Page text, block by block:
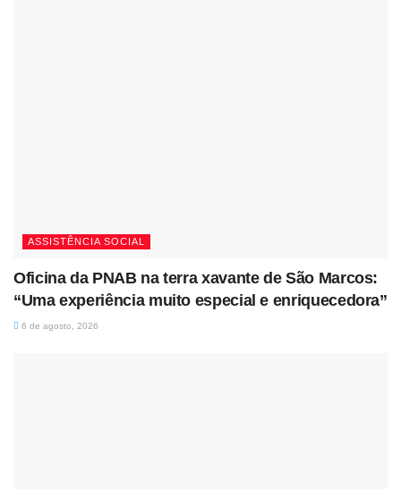
ASSISTÊNCIA SOCIAL
Oficina da PNAB na terra xavante de São Marcos:
“Uma experiência muito especial e enriquecedora”
6 de agosto, 2026